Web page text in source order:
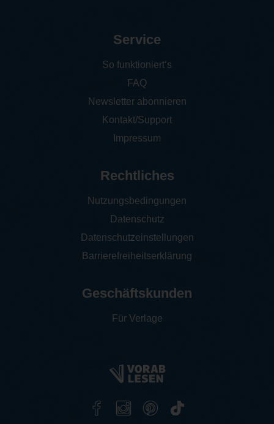
Service
So funktioniert‘s
FAQ
Newsletter abonnieren
Kontakt/Support
Impressum
Rechtliches
Nutzungsbedingungen
Datenschutz
Datenschutzeinstellungen
Barrierefreiheitserklärung
Geschäftskunden
Für Verlage